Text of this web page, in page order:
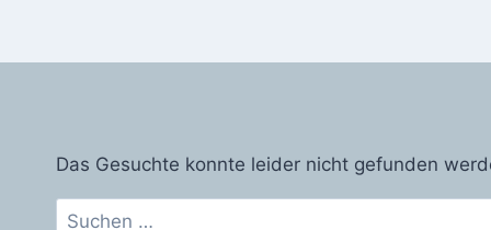
Das Gesuchte konnte leider nicht gefunden
Suchen